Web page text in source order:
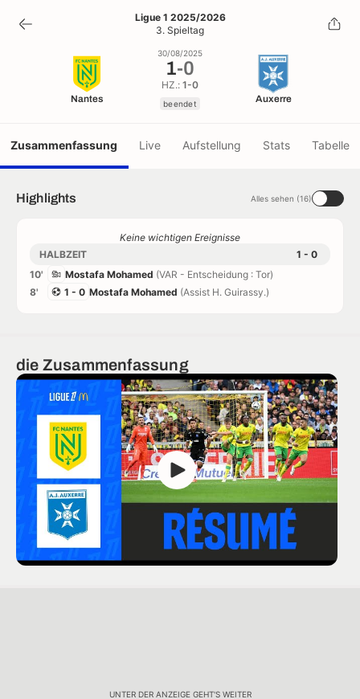
1-0
beendet
Ligue 1 2025/2026
3. Spieltag
Nantes
30/08/2025
1-0
HZ.: 1-0
beendet Auxerre
Zusammenfassung Live Aufstellung Stats Tabelle
Highlights Alles sehen (16)
Keine wichtigen Ereignisse
HALBZEIT
1 - 0
10'
Mostafa Mohamed (VAR - Entscheidung : Tor)
8'
1 - 0 Mostafa Mohamed (Assist H. Guirassy.)
die Zusammenfassung
UNTER DER ANZEIGE GEHT'S WEITER